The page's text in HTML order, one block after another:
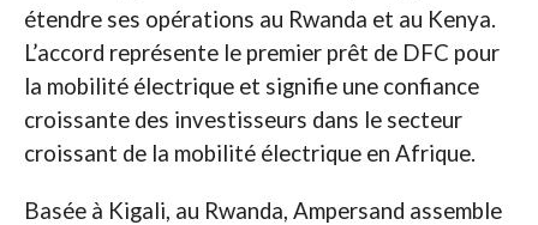
étendre ses opérations au Rwanda et au Kenya.
L’accord représente le premier prêt de DFC pour
la mobilité électrique et signifie une confiance
croissante des investisseurs dans le secteur
croissant de la mobilité électrique en Afrique.
Basée à Kigali, au Rwanda, Ampersand assemble